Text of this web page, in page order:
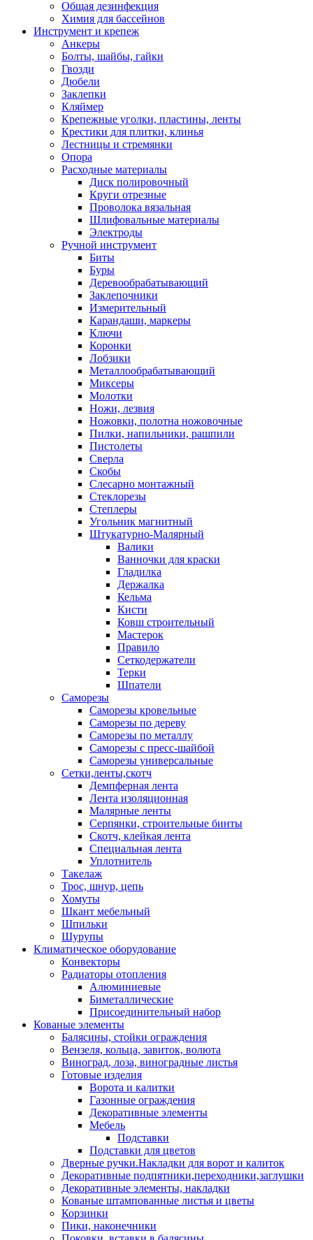
Общая дезинфекция
Химия для бассейнов
Инструмент и крепеж
Анкеры
Болты, шайбы, гайки
Гвозди
Дюбели
Заклепки
Кляймер
Крепежные уголки, пластины, ленты
Крестики для плитки, клинья
Лестницы и стремянки
Опора
Расходные материалы
Диск полировочный
Круги отрезные
Проволока вязальная
Шлифовальные материалы
Электроды
Ручной инструмент
Биты
Буры
Деревообрабатывающий
Заклепочники
Измерительный
Карандаши, маркеры
Ключи
Коронки
Лобзики
Металлообрабатывающий
Миксеры
Молотки
Ножи, лезвия
Ножовки, полотна ножовочные
Пилки, напильники, рашпили
Пистолеты
Сверла
Скобы
Слесарно монтажный
Стеклорезы
Степлеры
Угольник магнитный
Штукатурно-Малярный
Валики
Ванночки для краски
Гладилка
Держалка
Кельма
Кисти
Ковш строительный
Мастерок
Правило
Сеткодержатели
Терки
Шпатели
Саморезы
Саморезы кровельные
Саморезы по дереву
Саморезы по металлу
Саморезы с пресс-шайбой
Саморезы универсальные
Сетки,ленты,скотч
Демпферная лента
Лента изоляционная
Малярные ленты
Серпянки, строительные бинты
Скотч, клейкая лента
Специальная лента
Уплотнитель
Такелаж
Трос, шнур, цепь
Хомуты
Шкант мебельный
Шпильки
Шурупы
Климатическое оборудование
Конвекторы
Радиаторы отопления
Алюминиевые
Биметаллические
Присоединительный набор
Кованые элементы
Балясины, стойки ограждения
Вензеля, кольца, завиток, волюта
Виноград, лоза, виноградные листья
Готовые изделия
Ворота и калитки
Газонные ограждения
Декоративные элементы
Мебель
Подставки
Подставки для цветов
Дверные ручки.Накладки для ворот и калиток
Декоративные подпятники,переходники,заглушки
Декоративные элементы, накладки
Кованые штампованные листья и цветы
Корзинки
Пики, наконечники